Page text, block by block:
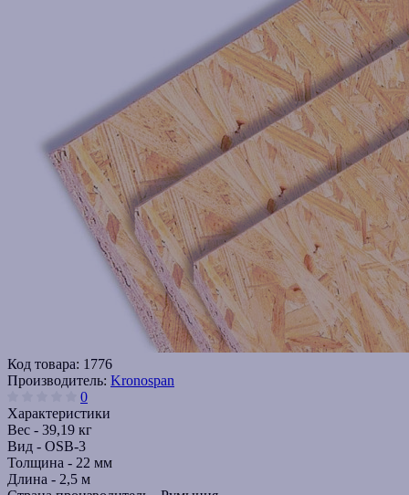
Код товара: 1776
Производитель: Kronospan
0
Характеристики
Вес - 39,19 кг
Вид - OSB-3
Толщина - 22 мм
Длина - 2,5 м